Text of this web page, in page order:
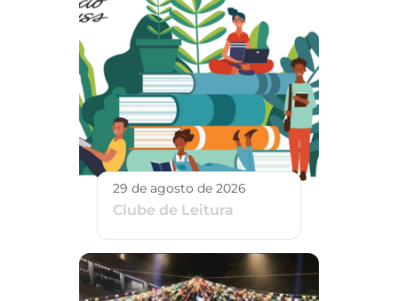
29 de agosto de 2026
Clube de Leitura